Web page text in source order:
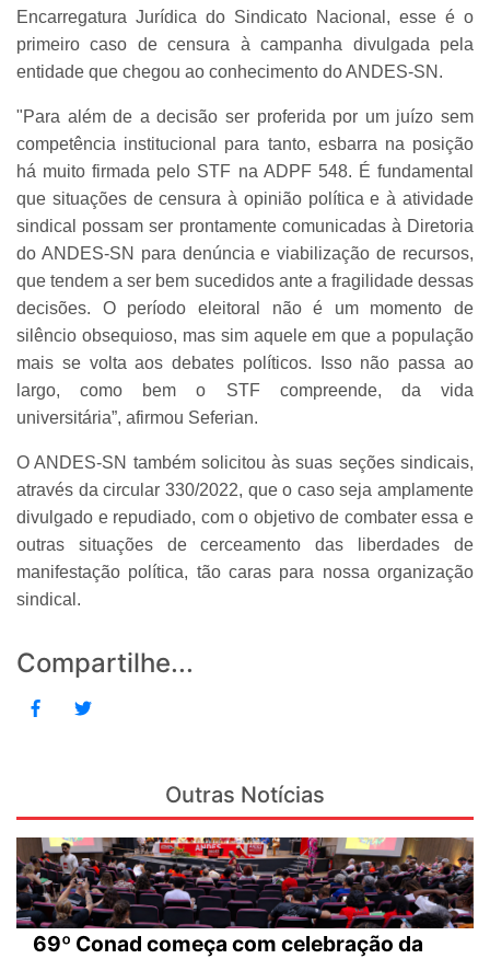
Encarregatura Jurídica do Sindicato Nacional, esse é o
primeiro caso de censura à campanha divulgada pela
entidade que chegou ao conhecimento do ANDES-SN.
"Para além de a decisão ser proferida por um juízo sem
competência institucional para tanto, esbarra na posição
há muito firmada pelo STF na ADPF 548. É fundamental
que situações de censura à opinião política e à atividade
sindical possam ser prontamente comunicadas à Diretoria
do ANDES-SN para denúncia e viabilização de recursos,
que tendem a ser bem sucedidos ante a fragilidade dessas
decisões. O período eleitoral não é um momento de
silêncio obsequioso, mas sim aquele em que a população
mais se volta aos debates políticos. Isso não passa ao
largo, como bem o STF compreende, da vida
universitária”, afirmou Seferian.
O ANDES-SN também solicitou às suas seções sindicais,
através da circular 330/2022, que o caso seja amplamente
divulgado e repudiado, com o objetivo de combater essa e
outras situações de cerceamento das liberdades de
manifestação política, tão caras para nossa organização
sindical.
Compartilhe...
Outras Notícias
69º Conad começa com celebração da